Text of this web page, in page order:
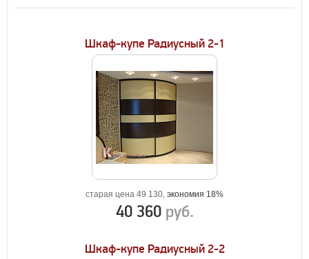
Шкаф-купе Радиусный 2-1
старая цена 49 130, экономия 18%
40 360 руб.
Шкаф-купе Радиусный 2-2